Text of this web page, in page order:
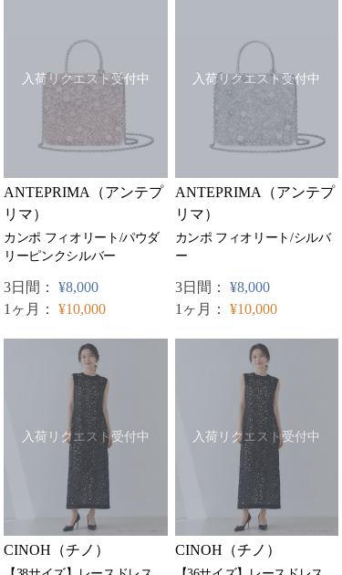
入荷リクエスト受付中
ANTEPRIMA（アンテプ
リマ）
カンポ フィオリート/パウダ
リーピンクシルバー
3日間： ¥8,000
1ヶ月： ¥10,000
入荷リクエスト受付中
ANTEPRIMA（アンテプ
リマ）
カンポ フィオリート/シルバ
ー
3日間： ¥8,000
1ヶ月： ¥10,000
入荷リクエスト受付中
CINOH（チノ）
入荷リクエスト受付中
CINOH（チノ）